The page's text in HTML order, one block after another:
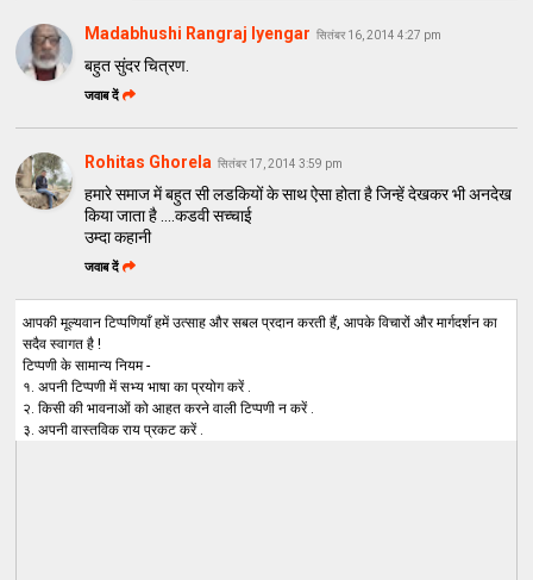
Madabhushi Rangraj Iyengar सितंबर 16, 2014 4:27 pm
बहुत सुंदर चित्रण.
जवाब दें
Rohitas Ghorela सितंबर 17, 2014 3:59 pm
हमारे समाज में बहुत सी लडकियों के साथ ऐसा होता है जिन्हें देखकर भी अनदेख
किया जाता है ....कडवी सच्चाई
उम्दा कहानी
जवाब दें
आपकी मूल्यवान टिप्पणियाँ हमें उत्साह और सबल प्रदान करती हैं, आपके विचारों और मार्गदर्शन का
सदैव स्वागत है !
टिप्पणी के सामान्य नियम -
१. अपनी टिप्पणी में सभ्य भाषा का प्रयोग करें .
२. किसी की भावनाओं को आहत करने वाली टिप्पणी न करें .
३. अपनी वास्तविक राय प्रकट करें .